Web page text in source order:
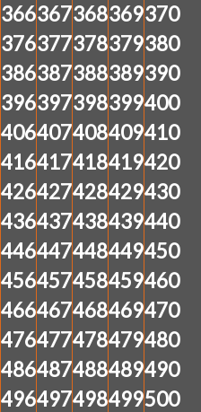
366367368369370
376377378379380
386387388389390
396397398399400
406407408409410
416417418419420
426427428429430
436437438439440
446447448449450
456457458459460
466467468469470
476477478479480
486487488489490
496497498499500